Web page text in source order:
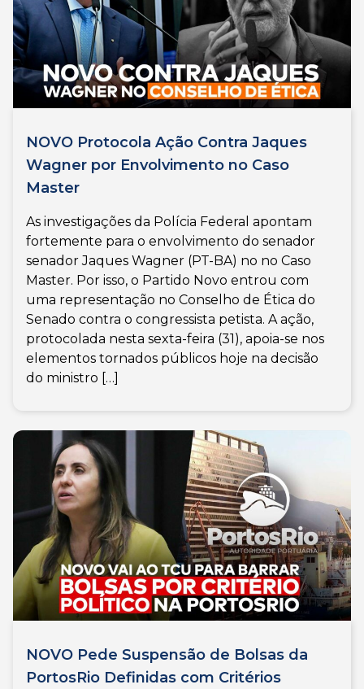
NOVO Protocola Ação Contra Jaques
Wagner por Envolvimento no Caso
Master
As investigações da Polícia Federal apontam
fortemente para o envolvimento do senador
senador Jaques Wagner (PT-BA) no no Caso
Master. Por isso, o Partido Novo entrou com
uma representação no Conselho de Ética do
Senado contra o congressista petista. A ação,
protocolada nesta sexta-feira (31), apoia-se nos
elementos tornados públicos hoje na decisão
do ministro […]
NOVO Pede Suspensão de Bolsas da
PortosRio Definidas com Critérios